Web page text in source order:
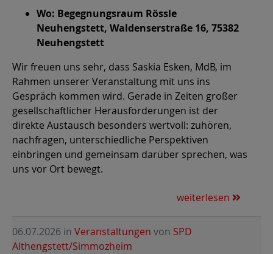
Wo: Begegnungsraum Rössle
Neuhengstett, Waldenserstraße 16, 75382
Neuhengstett
Wir freuen uns sehr, dass Saskia Esken, MdB, im
Rahmen unserer Veranstaltung mit uns ins
Gespräch kommen wird. Gerade in Zeiten großer
gesellschaftlicher Herausforderungen ist der
direkte Austausch besonders wertvoll: zuhören,
nachfragen, unterschiedliche Perspektiven
einbringen und gemeinsam darüber sprechen, was
uns vor Ort bewegt.
weiterlesen
06.07.2026 in Veranstaltungen von SPD
Althengstett/Simmozheim